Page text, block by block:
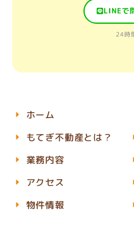
LINEで
24時
ホーム
もてぎ不動産とは？
業務内容
アクセス
物件情報